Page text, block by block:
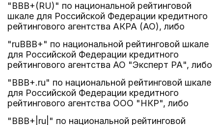
"BBB+(RU)" по национальной рейтинговой
шкале для Российской Федерации кредитного
рейтингового агентства АКРА (АО), либо
"ruBBB+" по национальной рейтинговой шкале
для Российской Федерации кредитного
рейтингового агентства АО "Эксперт РА", либо
"BBB+.ru" по национальной рейтинговой шкале
для Российской Федерации кредитного
рейтингового агентства ООО "НКР", либо
"BBB+|ru|" по национальной рейтинговой